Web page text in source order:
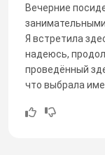
Вечерние
занимательными.
Я встретила
надеюсь,
проведённый
что выбрала